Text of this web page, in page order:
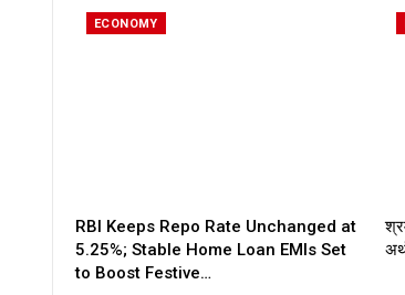
ECONOMY
RBI Keeps Repo Rate Unchanged at
5.25%; Stable Home Loan EMIs Set
to Boost Festive…